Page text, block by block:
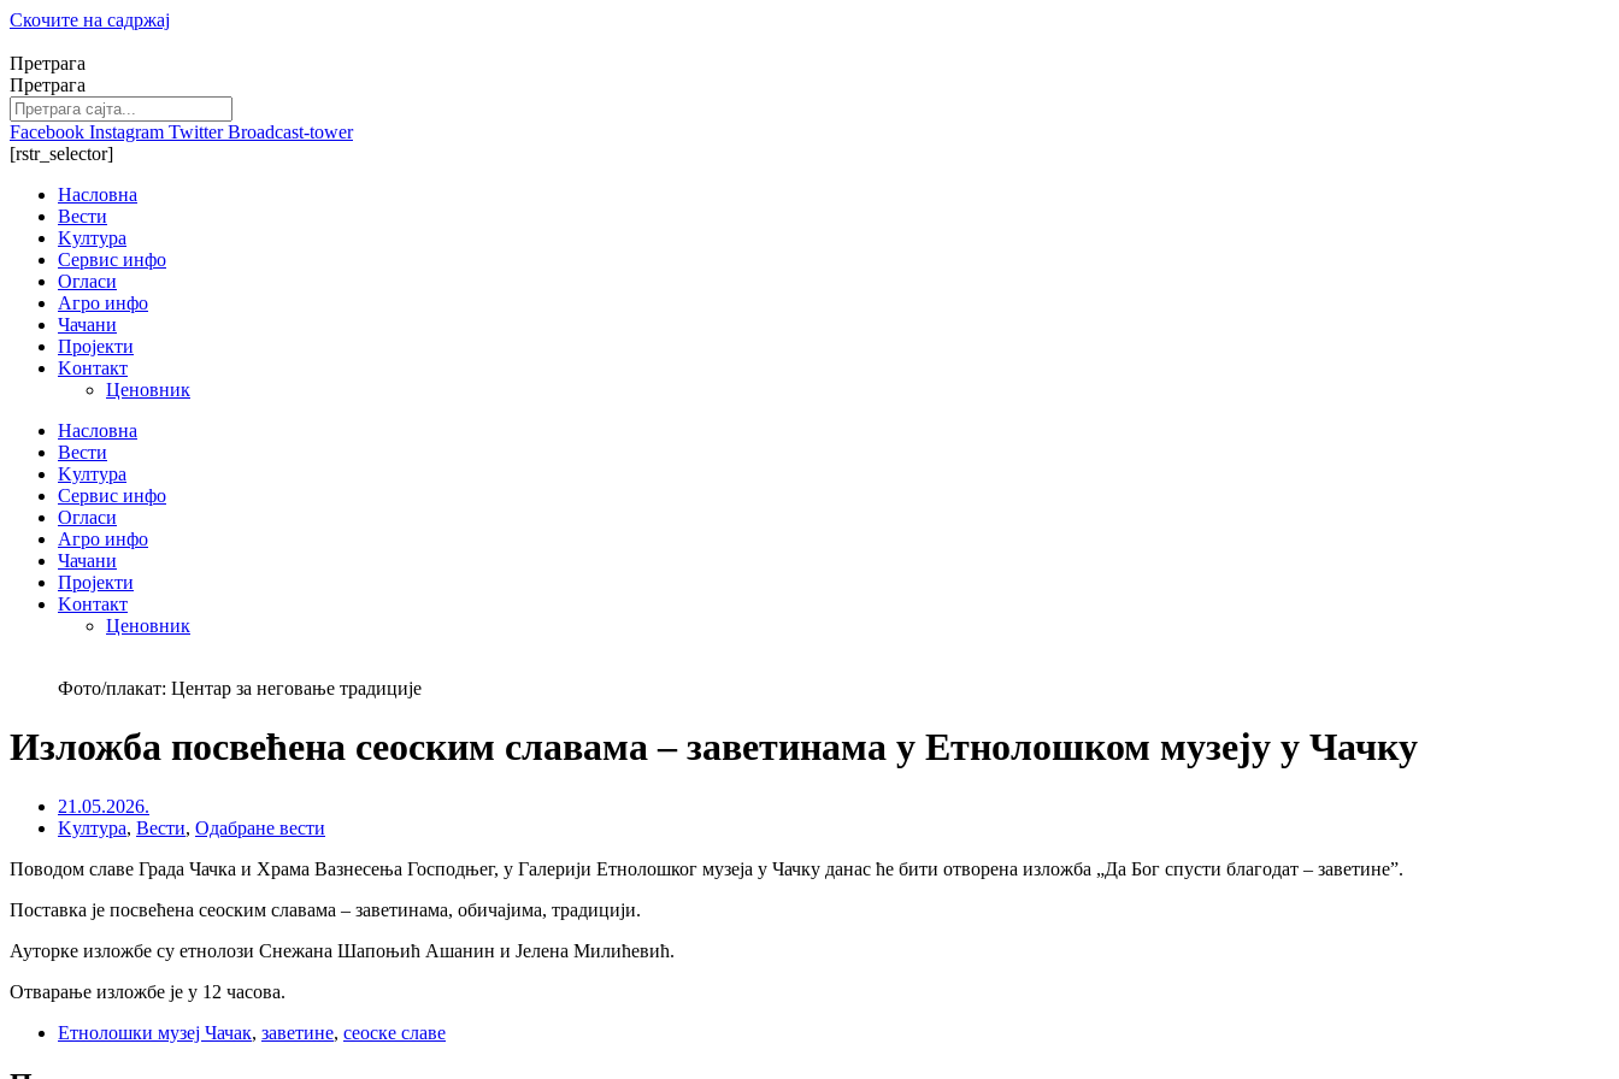
Скочите на садржај
Претрага
Претрага
Facebook Instagram Twitter Broadcast-tower
[rstr_selector]
Насловна
Вести
Kултура
Сервис инфо
Огласи
Агро инфо
Чачани
Пројекти
Kонтакт
Ценовник
Насловна
Вести
Kултура
Сервис инфо
Огласи
Агро инфо
Чачани
Пројекти
Kонтакт
Ценовник
Фото/плакат: Центар за неговање традиције
Изложба посвећена сеоским славама – заветинама у Етнолошком музеју у Чачку
21.05.2026.
Kултура, Вести, Одабране вести
Поводом славе Града Чачка и Храма Вазнесења Господњег, у Галерији Етнолошког музеја у Чачку данас ће бити отворена изложба „Да Бог спусти благодат – заветине”.
Поставка је посвећена сеоским славама – заветинама, обичајима, традицији.
Ауторке изложбе су етнолози Снежана Шапоњић Ашанин и Јелена Милићевић.
Отварање изложбе је у 12 часова.
Етнолошки музеј Чачак, заветине, сеоске славе